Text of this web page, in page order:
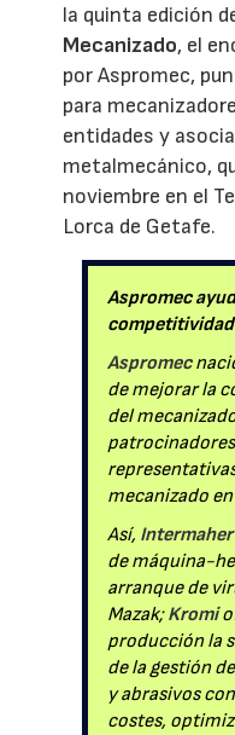
la quinta edición
Mecanizado, el
por Aspromec,
para
entidades y
metalmecánico,
noviembre en el
Lorca de Getafe.
Aspromec
Aspromec
de mejorar la
del
mecanizado
Así, Intermaher
de máquina-
arranque de
Mazak;Kromi
producción la
de la gestión
y abrasivos
costes,